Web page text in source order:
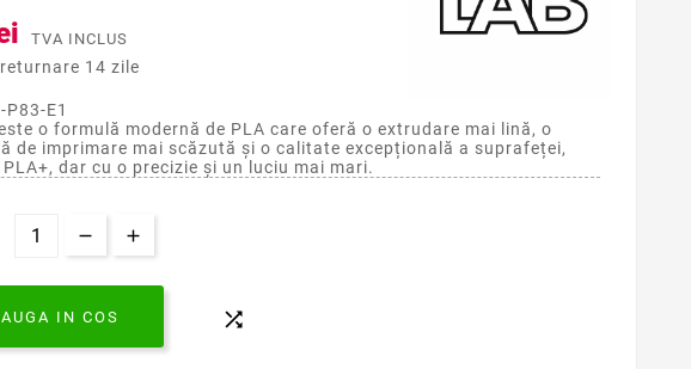
TVA INCLUS
14 zile
P83-E1
o formulă modernă de PLA care oferă o extrudare mai lină, o
de imprimare mai scăzută și o calitate excepțională a suprafeței,
dar cu o precizie și un luciu mai mari.
IN COS 